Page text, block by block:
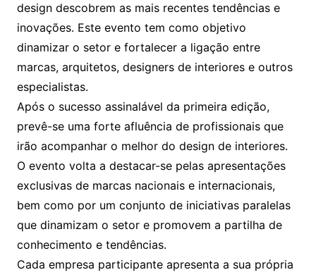
design descobrem as mais recentes tendências e
inovações. Este evento tem como objetivo
dinamizar o setor e fortalecer a ligação entre
marcas, arquitetos, designers de interiores e outros
especialistas.
Após o sucesso assinalável da primeira edição,
prevê-se uma forte afluência de profissionais que
irão acompanhar o melhor do design de interiores.
O evento volta a destacar-se pelas apresentações
exclusivas de marcas nacionais e internacionais,
bem como por um conjunto de iniciativas paralelas
que dinamizam o setor e promovem a partilha de
conhecimento e tendências.
Cada empresa participante apresenta a sua própria